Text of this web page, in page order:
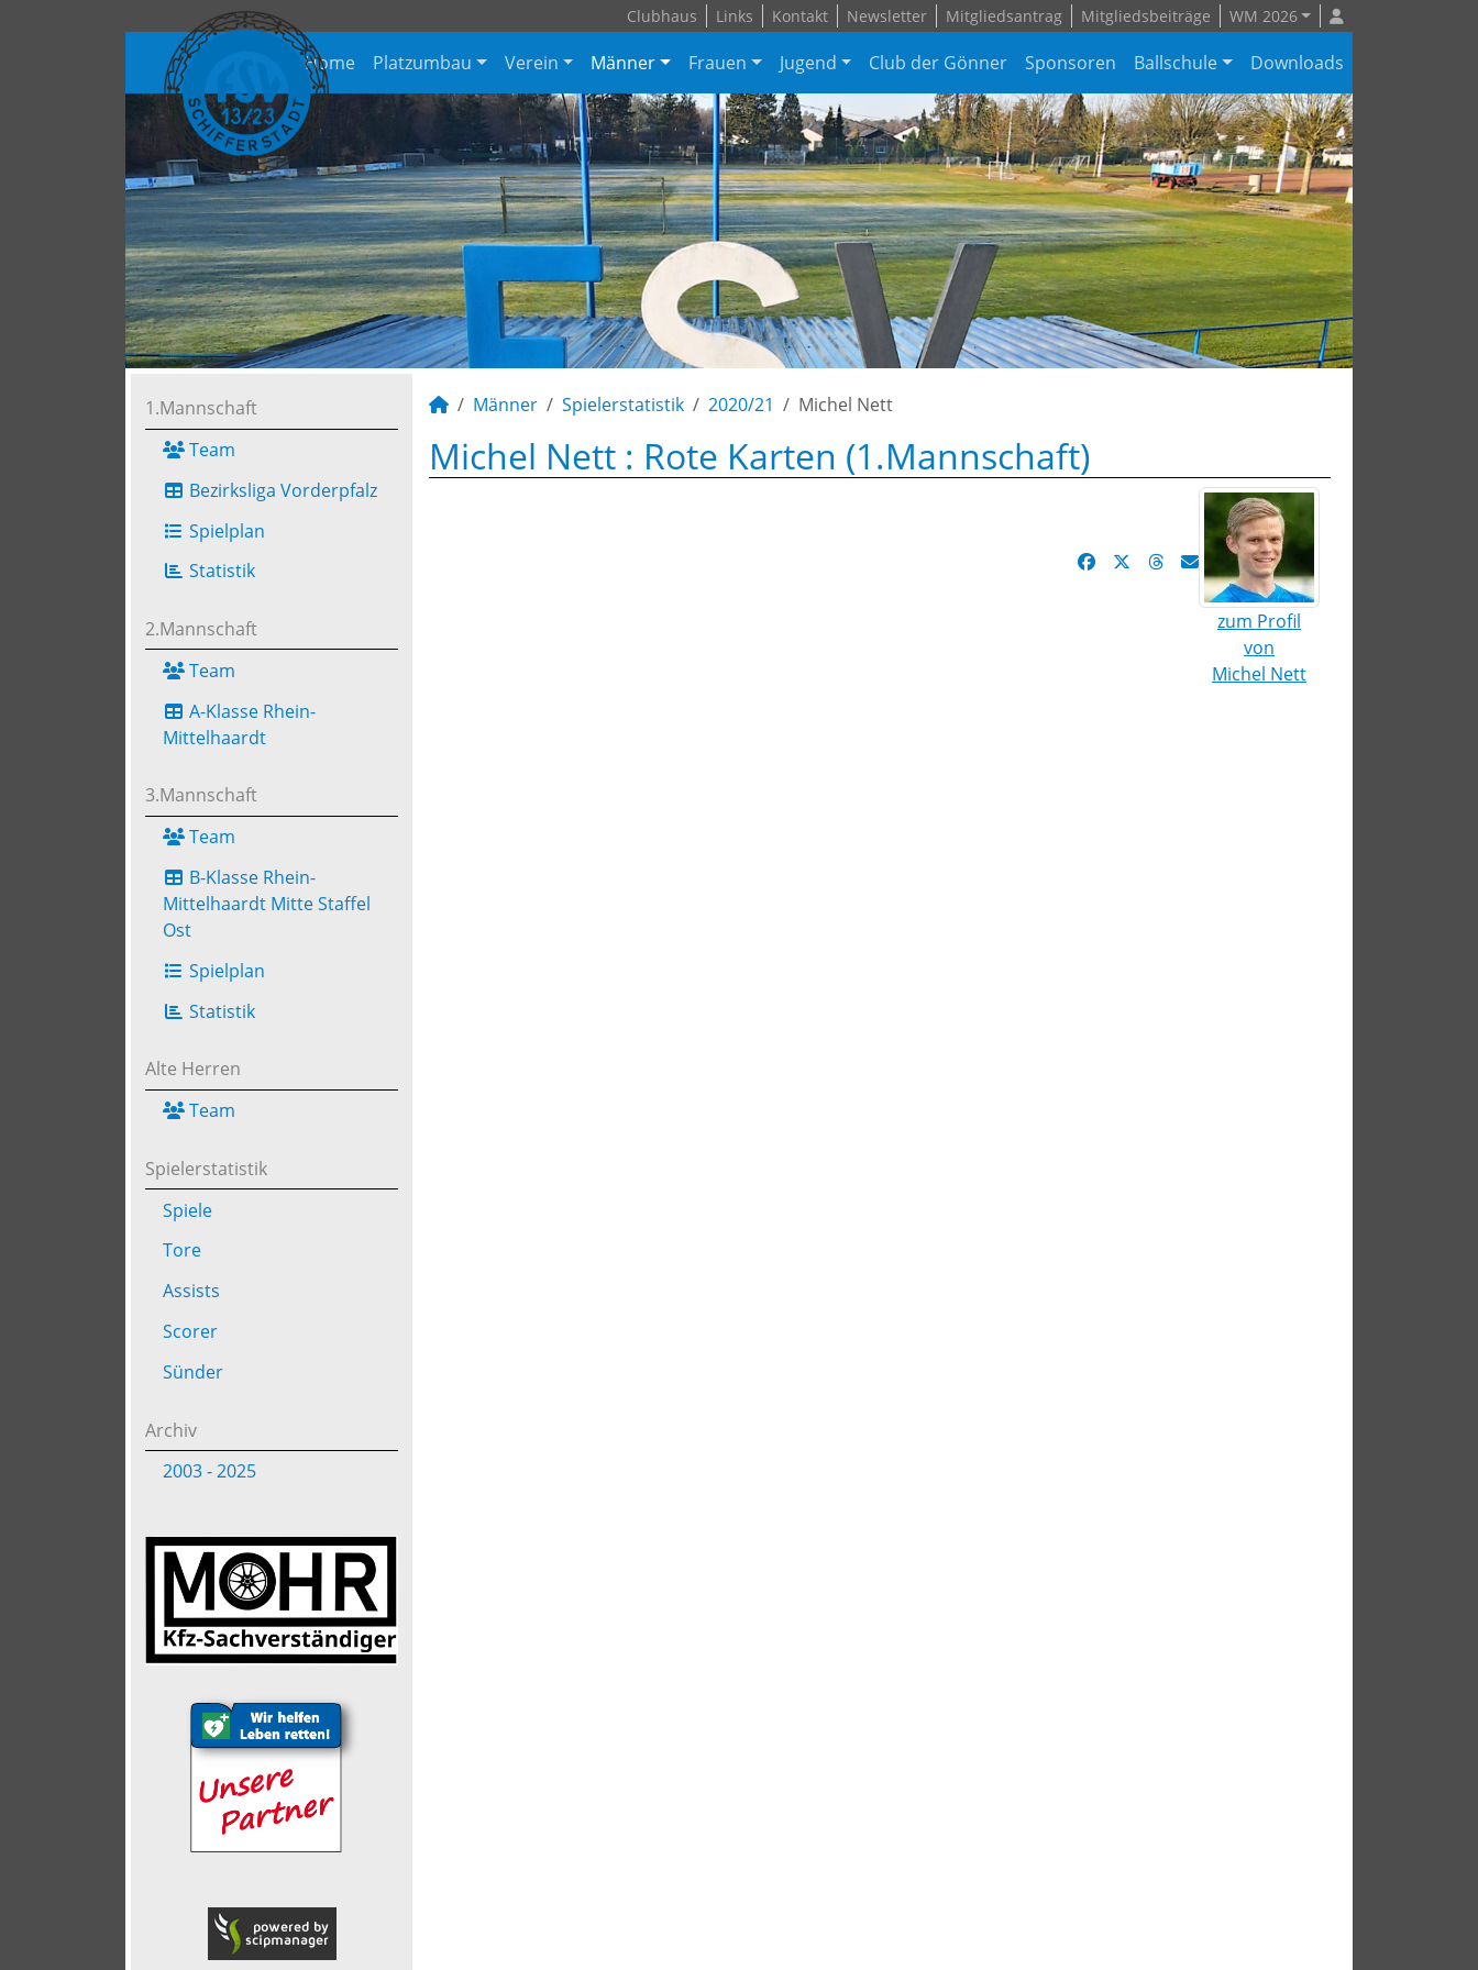
Clubhaus Links Kontakt Newsletter Mitgliedsantrag Mitgliedsbeiträge WM 2026
Home Platzumbau Verein Männer Frauen Jugend Club der Gönner Sponsoren Ballschule Downloads
1.Mannschaft
Team
Bezirksliga Vorderpfalz
Spielplan
Statistik
2.Mannschaft
Team
A-Klasse Rhein-
Mittelhaardt
3.Mannschaft
Team
B-Klasse Rhein-
Mittelhaardt Mitte Staffel
Ost
Spielplan
Statistik
Alte Herren
Team
Spielerstatistik
Spiele
Tore
Assists
Scorer
Sünder
Archiv
2003 - 2025
Männer Spielerstatistik 2020/21 Michel Nett
Michel Nett : Rote Karten (1.Mannschaft)
zum Profil
von
Michel Nett